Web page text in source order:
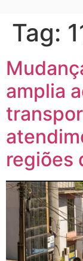
Tag:
amplia
regiões